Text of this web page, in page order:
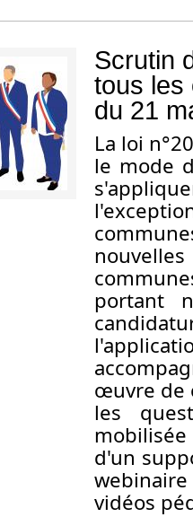
Scrutin
tous les
du 21
La loi
le mode
portant
œuvre de
les
d'un
vidéos